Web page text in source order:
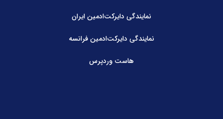
نمایندگی دایرکت‌ادمین ایران
نمایندگی دایرکت‌ادمین فرانسه
هاست وردپرس